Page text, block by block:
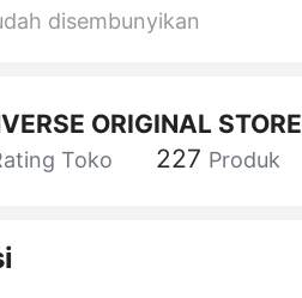
disembunyikan
ORIGINAL STORE
Toko 227 Produk